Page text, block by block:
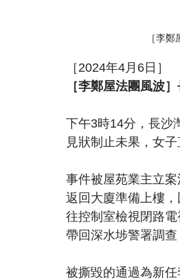
［李
［2024年4月6日］
［李鄭屋法團風波
下午3時14分，長沙
見狀制止未果，女
事件被屋苑業主立
返回大廈準備上樓
往控制室檢視閉路
帶回深水埗警署調
被撕毀的通過為新